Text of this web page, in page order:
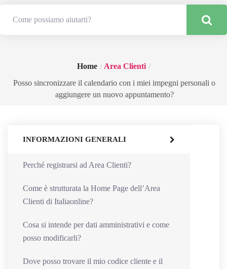
Home
Area Clienti
Posso sincronizzare il calendario con i miei impegni personali o
aggiungere un nuovo appuntamento?
INFORMAZIONI GENERALI
Perché registrarsi ad Area Clienti?
Come è strutturata la Home Page dell’Area
Clienti di Italiaonline?
Cosa si intende per dati amministrativi e come
posso modificarli?
Dove posso trovare il mio codice cliente e il